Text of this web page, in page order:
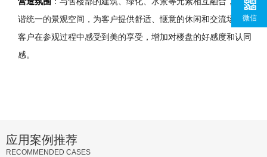
谐统一的景观空间，为客户提供舒适、惬意的休闲和交流场所，让
客户在参观过程中感受到美的享受，增加对楼盘的好感度和认同
感。
应用案例推荐
RECOMMENDED CASES
微信